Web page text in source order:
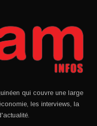
qui couvre une large
les interviews, la